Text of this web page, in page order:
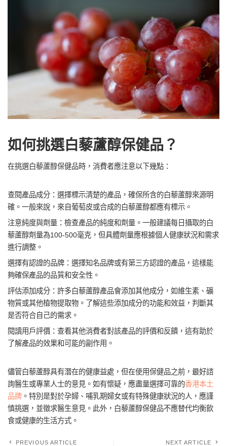
如何挑選白藜蘆醇保健品？
在挑選白藜蘆醇保健品時，消費者應注意以下幾點：
查閱產品成分：選擇標示清楚的產品，確保所含的白藜蘆醇來源明
確。一般來說，來自葡萄皮或合成的白藜蘆醇都應有標示。
注意純度與劑量：檢查產品的純度和劑量。一般建議每日攝取的白
藜蘆醇劑量為100-500毫克，但具體劑量應根據個人健康狀況和需求
進行調整。
選擇有認證的品牌：選擇知名品牌或有第三方認證的產品，這樣能
夠確保產品的品質和安全性。
評估添加成分：許多白藜蘆醇產品會添加其他成分，如維生素、礦
物質或其他植物提取物。了解這些添加成分的功能和效益，判斷其
是否符合自己的需求。
閱讀用戶評價：查看其他消費者對該產品的評價和反饋，這有助於
了解產品的效果和可能的副作用。
儘管白藜蘆醇具有潛在的健康益處，但在使用保健品之前，最好諮
詢醫生或專業人士的意見。如有懷疑，應盡量選擇可靠的香港本土
品牌 。特別是對於孕婦、哺乳期婦女或有特殊健康狀況的人，應謹
慎挑選，並徵求醫生意見。此外，白藜蘆醇保健品不應替代均衡飲
食或健康的生活方式。
PREVIOUS ARTICLE NEXT ARTICLE